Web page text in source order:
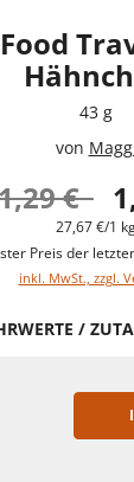
43 g
von
€
27,67 €/1
Preis der
inkl. MwSt., zzgl.
/
ERHÖHEN